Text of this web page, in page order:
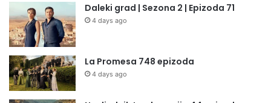
Daleki grad | Sezona 2 | Epizoda 71
4 days ago
La Promesa 748 epizoda
4 days ago